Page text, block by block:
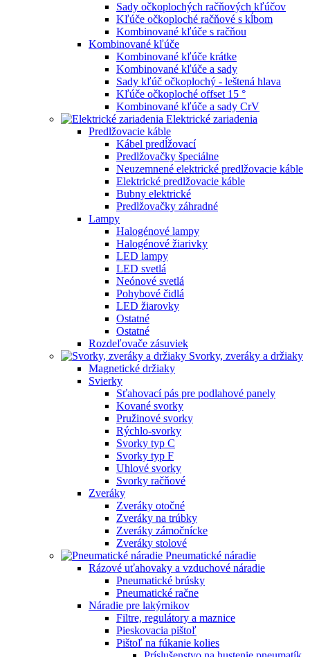
Sady očkoplochých račňových kľúčov
Kľúče očkoploché račňové s kĺbom
Kombinované kľúče s račňou
Kombinované kľúče
Kombinované kľúče krátke
Kombinované kľúče a sady
Sady kľúč očkoplochý - leštená hlava
Kľúče očkoploché offset 15 °
Kombinované kľúče a sady CrV
Elektrické zariadenia
Predlžovacie káble
Kábel predĺžovací
Predlžovačky špeciálne
Neuzemnené elektrické predlžovacie káble
Elektrické predlžovacie káble
Bubny elektrické
Predlžovačky záhradné
Lampy
Halogénové lampy
Halogénové žiarivky
LED lampy
LED svetlá
Neónové svetlá
Pohybové čidlá
LED žiarovky
Ostatné
Ostatné
Rozdeľovače zásuviek
Svorky, zveráky a držiaky
Magnetické držiaky
Svierky
Sťahovací pás pre podlahové panely
Kované svorky
Pružinové svorky
Rýchlo-svorky
Svorky typ C
Svorky typ F
Uhlové svorky
Svorky račňové
Zveráky
Zveráky otočné
Zveráky na trúbky
Zveráky zámočnícke
Zveráky stolové
Pneumatické náradie
Rázové uťahovaky a vzduchové náradie
Pneumatické brúsky
Pneumatické račne
Náradie pre lakýrnikov
Filtre, regulátory a maznice
Pieskovacia pištoľ
Pištoľ na fúkanie kolies